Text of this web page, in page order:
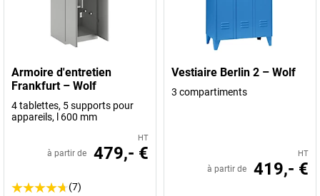
Armoire d'entretien
Frankfurt – Wolf
4 tablettes, 5 supports pour
appareils, l 600 mm
HT
à partir de 479,- €
(7)
Vestiaire Berlin 2 – Wolf
3 compartiments
HT
à partir de 419,- €